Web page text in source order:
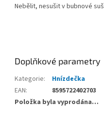
Nebělit, nesušit v bubnové
Doplňkové parametry
Kategorie:
Hnízdečka
EAN:
8595722402703
Položka byla vyprodána…